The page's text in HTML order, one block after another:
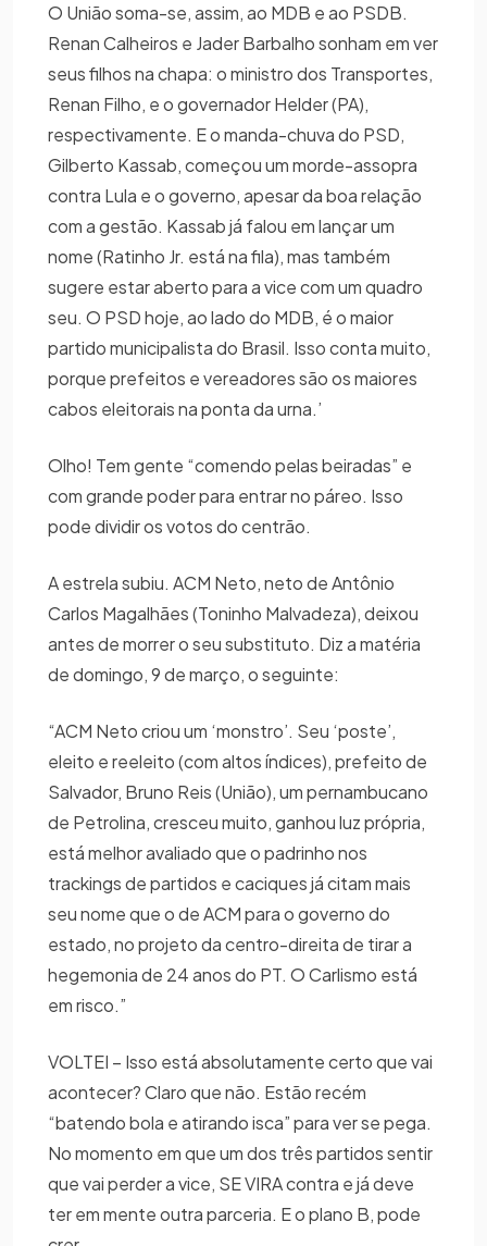
O União soma-se, assim, ao MDB e ao PSDB.
Renan Calheiros e Jader Barbalho sonham em ver
seus filhos na chapa: o ministro dos Transportes,
Renan Filho, e o governador Helder (PA),
respectivamente. E o manda-chuva do PSD,
Gilberto Kassab, começou um morde-assopra
contra Lula e o governo, apesar da boa relação
com a gestão. Kassab já falou em lançar um
nome (Ratinho Jr. está na fila), mas também
sugere estar aberto para a vice com um quadro
seu. O PSD hoje, ao lado do MDB, é o maior
partido municipalista do Brasil. Isso conta muito,
porque prefeitos e vereadores são os maiores
cabos eleitorais na ponta da urna.’
Olho! Tem gente “comendo pelas beiradas” e
com grande poder para entrar no páreo. Isso
pode dividir os votos do centrão.
A estrela subiu. ACM Neto, neto de Antônio
Carlos Magalhães (Toninho Malvadeza), deixou
antes de morrer o seu substituto. Diz a matéria
de domingo, 9 de março, o seguinte:
“ACM Neto criou um ‘monstro’. Seu ‘poste’,
eleito e reeleito (com altos índices), prefeito de
Salvador, Bruno Reis (União), um pernambucano
de Petrolina, cresceu muito, ganhou luz própria,
está melhor avaliado que o padrinho nos
trackings de partidos e caciques já citam mais
seu nome que o de ACM para o governo do
estado, no projeto da centro-direita de tirar a
hegemonia de 24 anos do PT. O Carlismo está
em risco.”
VOLTEI – Isso está absolutamente certo que vai
acontecer? Claro que não. Estão recém
“batendo bola e atirando isca” para ver se pega.
No momento em que um dos três partidos sentir
que vai perder a vice, SE VIRA contra e já deve
ter em mente outra parceria. E o plano B, pode